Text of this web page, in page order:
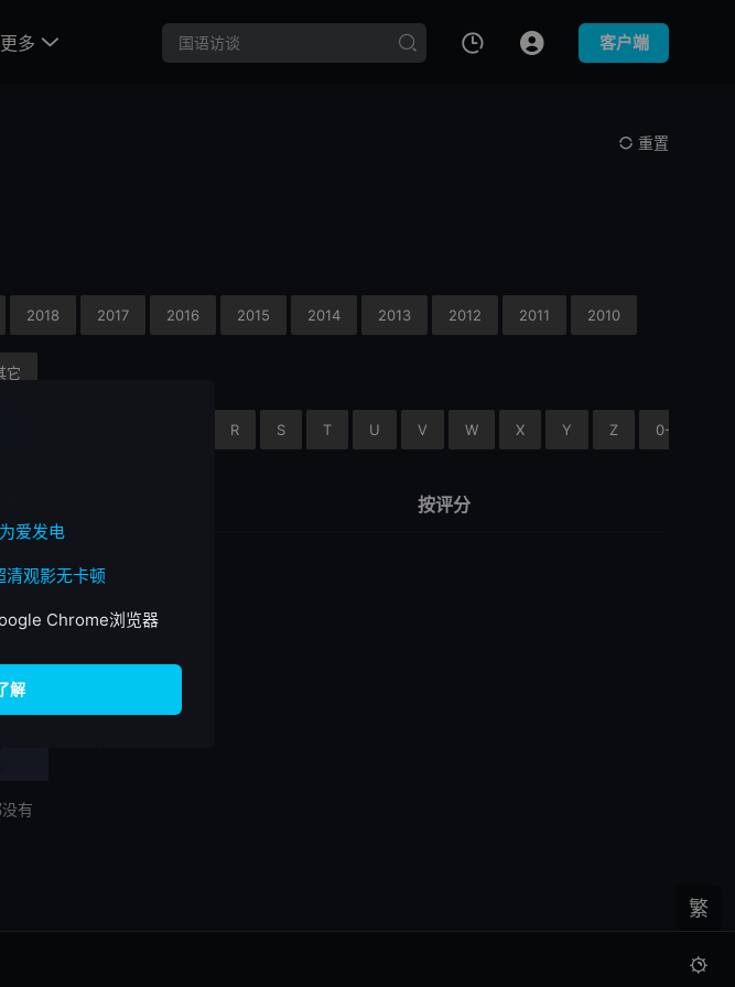
更多  客户端
重置
2018 2017 2016 2015 2014 2013 2012 2011 2010
它
R S T U V W X Y Z 0-9
按评分
有
繁

爱发电
清观影无卡顿
Chrome浏览器